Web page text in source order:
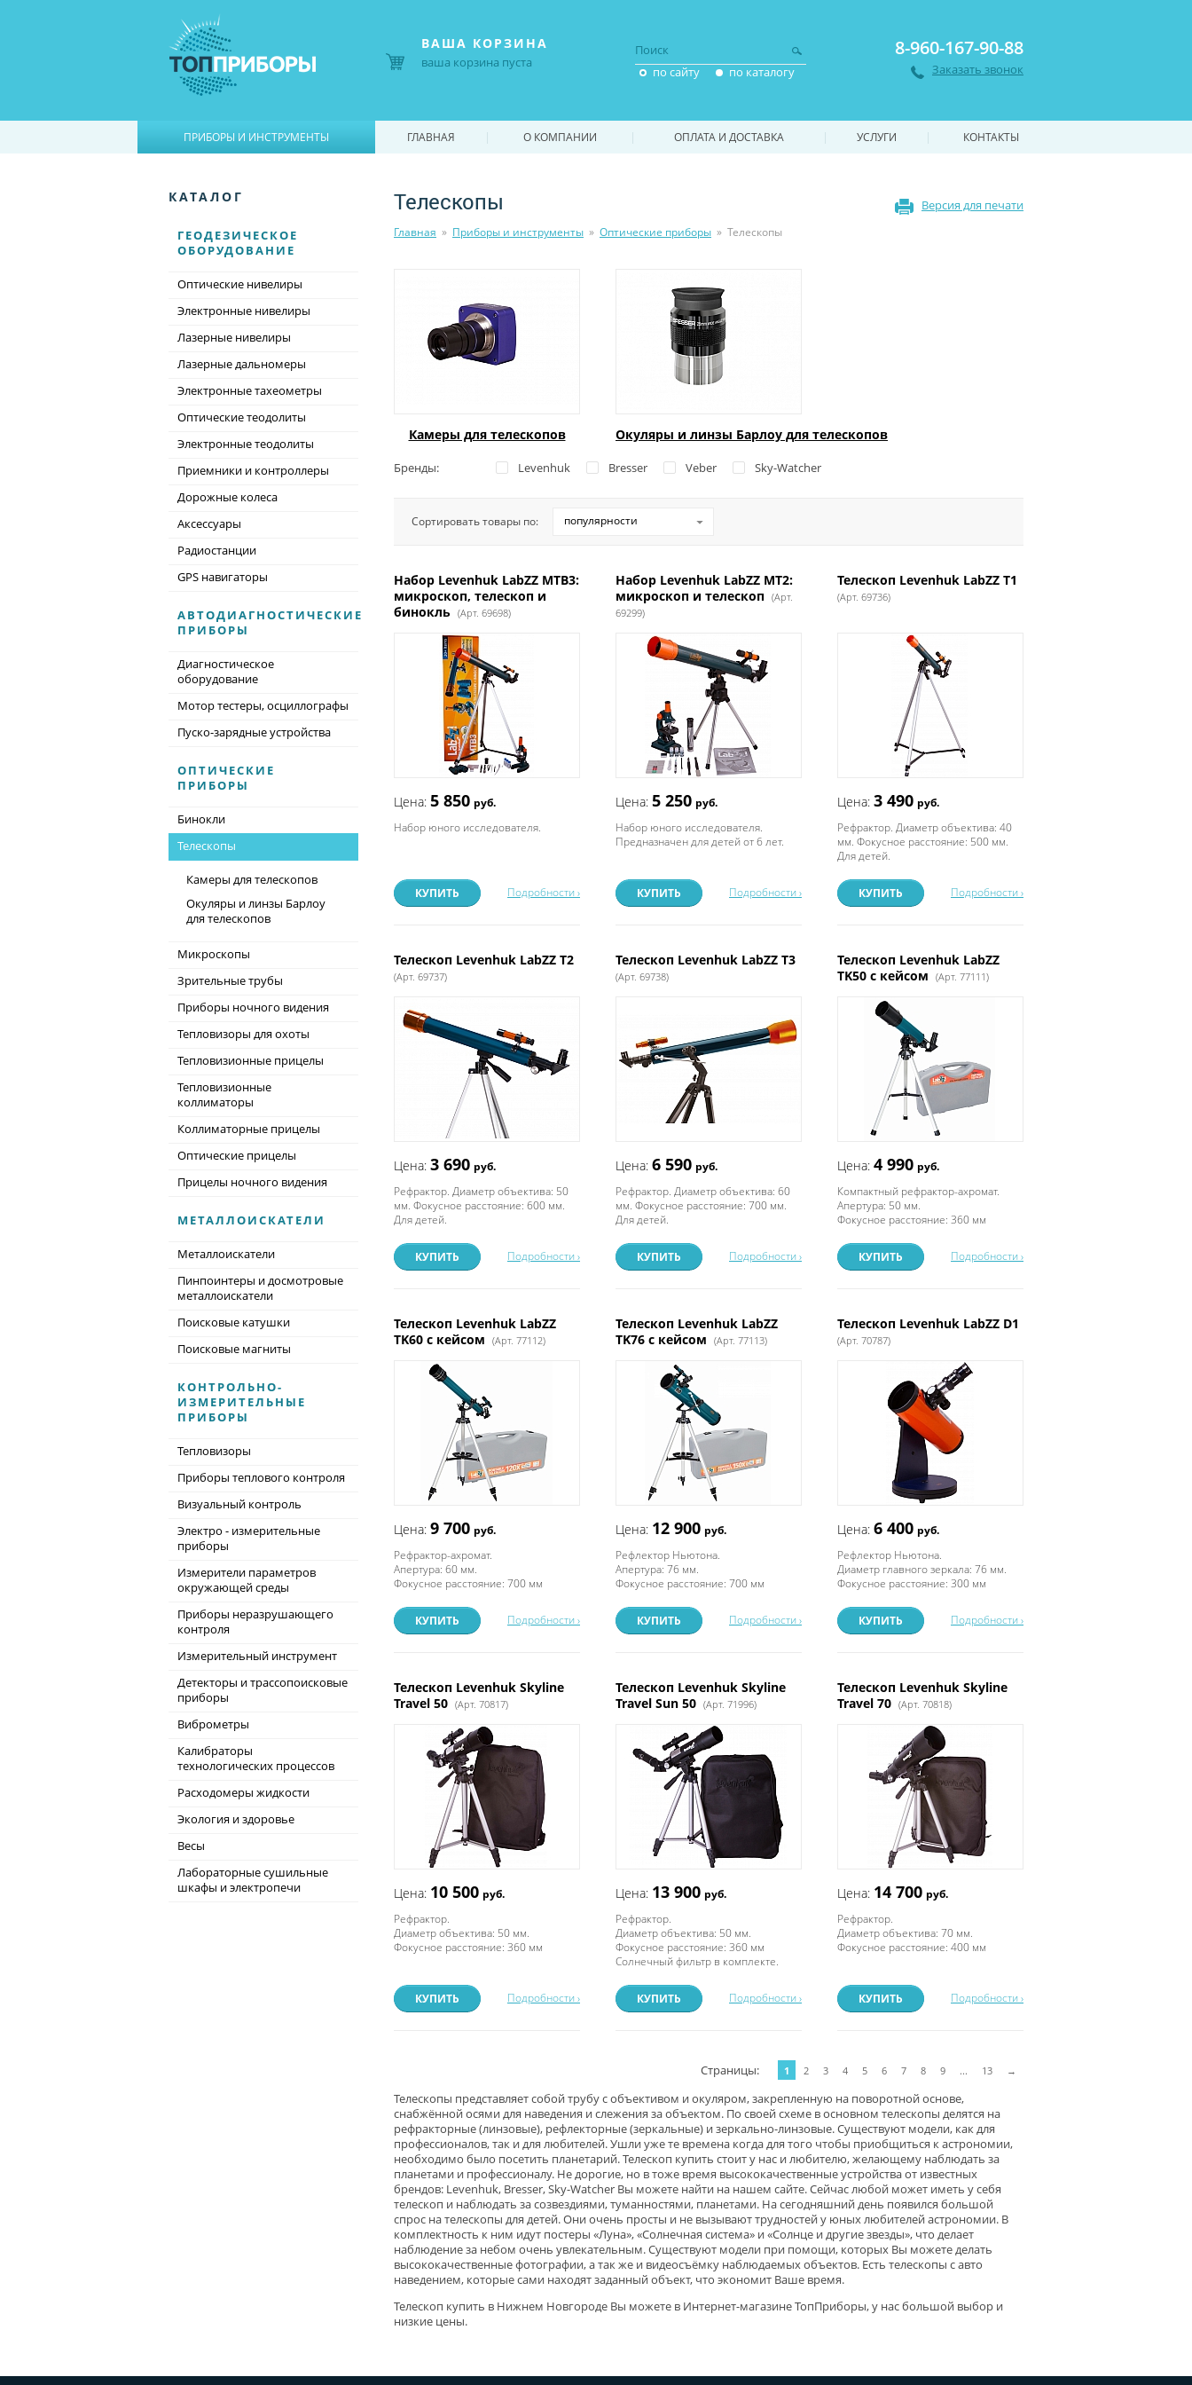
Телескопы Версия для печати
Главная » Приборы и инструменты » Оптические приборы » Телескопы
Камеры для телескопов Окуляры и линзы Барлоу для телескопов
Бренды: Levenhuk Bresser Veber Sky-Watcher
Сортировать товары по: популярности
Набор Levenhuk LabZZ MTВ3:
микроскоп, телескоп и
бинокль (Арт. 69698)
Цена: 5 850 руб.
Набор юного исследователя.
КУПИТЬ Подробности ›
Набор Levenhuk LabZZ MT2:
микроскоп и телескоп (Арт.
69299)
Цена: 5 250 руб.
Набор юного исследователя.
Предназначен для детей от 6 лет.
КУПИТЬ Подробности ›
Телескоп Levenhuk LabZZ T1
(Арт. 69736)
Цена: 3 490 руб.
Рефрактор. Диаметр объектива: 40
мм. Фокусное расстояние: 500 мм.
Для детей.
КУПИТЬ Подробности ›
Телескоп Levenhuk LabZZ T2
(Арт. 69737)
Цена: 3 690 руб.
Рефрактор. Диаметр объектива: 50
мм. Фокусное расстояние: 600 мм.
Для детей.
КУПИТЬ Подробности ›
Телескоп Levenhuk LabZZ T3
(Арт. 69738)
Цена: 6 590 руб.
Рефрактор. Диаметр объектива: 60
мм. Фокусное расстояние: 700 мм.
Для детей.
КУПИТЬ Подробности ›
Телескоп Levenhuk LabZZ
TK50 с кейсом (Арт. 77111)
Цена: 4 990 руб.
Компактный рефрактор-ахромат.
Апертура: 50 мм.
Фокусное расстояние: 360 мм
КУПИТЬ Подробности ›
Телескоп Levenhuk LabZZ
TK60 с кейсом (Арт. 77112)
Цена: 9 700 руб.
Рефрактор-ахромат.
Апертура: 60 мм.
Фокусное расстояние: 700 мм
КУПИТЬ Подробности ›
Телескоп Levenhuk LabZZ
TK76 с кейсом (Арт. 77113)
Цена: 12 900 руб.
Рефлектор Ньютона.
Апертура: 76 мм.
Фокусное расстояние: 700 мм
КУПИТЬ Подробности ›
Телескоп Levenhuk LabZZ D1
(Арт. 70787)
Цена: 6 400 руб.
Рефлектор Ньютона.
Диаметр главного зеркала: 76 мм.
Фокусное расстояние: 300 мм
КУПИТЬ Подробности ›
Телескоп Levenhuk Skyline
Travel 50 (Арт. 70817)
Цена: 10 500 руб.
Рефрактор.
Диаметр объектива: 50 мм.
Фокусное расстояние: 360 мм
КУПИТЬ Подробности ›
Телескоп Levenhuk Skyline
Travel Sun 50 (Арт. 71996)
Цена: 13 900 руб.
Рефрактор.
Диаметр объектива: 50 мм.
Фокусное расстояние: 360 мм
Солнечный фильтр в комплекте.
КУПИТЬ Подробности ›
Телескоп Levenhuk Skyline
Travel 70 (Арт. 70818)
Цена: 14 700 руб.
Рефрактор.
Диаметр объектива: 70 мм.
Фокусное расстояние: 400 мм
КУПИТЬ Подробности ›
Страницы: 1 2 3 4 5 6 7 8 9 ... 13 →
Телескопы представляет собой трубу с объективом и окуляром, закрепленную на поворотной основе,
снабжённой осями для наведения и слежения за объектом. По своей схеме в основном телескопы делятся на
рефракторные (линзовые), рефлекторные (зеркальные) и зеркально-линзовые. Существуют модели, как для
профессионалов, так и для любителей. Ушли уже те времена когда для того чтобы приобщиться к астрономии,
необходимо было посетить планетарий. Телескоп купить стоит у нас и любителю, желающему наблюдать за
планетами и профессионалу. Не дорогие, но в тоже время высококачественные устройства от известных
брендов: Levenhuk, Bresser, Sky-Watcher Вы можете найти на нашем сайте. Сейчас любой может иметь у себя
телескоп и наблюдать за созвездиями, туманностями, планетами. На сегодняшний день появился большой
спрос на телескопы для детей. Они очень просты и не вызывают трудностей у юных любителей астрономии. В
комплектность к ним идут постеры «Луна», «Солнечная система» и «Солнце и другие звезды», что делает
наблюдение за небом очень увлекательным. Существуют модели при помощи, которых Вы можете делать
высококачественные фотографии, а так же и видеосъёмку наблюдаемых объектов. Есть телескопы с авто
наведением, которые сами находят заданный объект, что экономит Ваше время.
Телескоп купить в Нижнем Новгороде Вы можете в Интернет-магазине ТопПриборы, у нас большой выбор и
низкие цены.
КАТАЛОГ
ГЕОДЕЗИЧЕСКОЕ
ОБОРУДОВАНИЕ
Оптические нивелиры
Электронные нивелиры
Лазерные нивелиры
Лазерные дальномеры
Электронные тахеометры
Оптические теодолиты
Электронные теодолиты
Приемники и контроллеры
Дорожные колеса
Аксессуары
Радиостанции
GPS навигаторы
АВТОДИАГНОСТИЧЕСКИЕ
ПРИБОРЫ
Диагностическое
оборудование
Мотор тестеры, осциллографы
Пуско-зарядные устройства
ОПТИЧЕСКИЕ
ПРИБОРЫ
Бинокли
Телескопы
Камеры для телескопов
Окуляры и линзы Барлоу
для телескопов
Микроскопы
Зрительные трубы
Приборы ночного видения
Тепловизоры для охоты
Тепловизионные прицелы
Тепловизионные
коллиматоры
Коллиматорные прицелы
Оптические прицелы
Прицелы ночного видения
МЕТАЛЛОИСКАТЕЛИ
Металлоискатели
Пинпоинтеры и досмотровые
металлоискатели
Поисковые катушки
Поисковые магниты
КОНТРОЛЬНО-
ИЗМЕРИТЕЛЬНЫЕ
ПРИБОРЫ
Тепловизоры
Приборы теплового контроля
Визуальный контроль
Электро - измерительные
приборы
Измерители параметров
окружающей среды
Приборы неразрушающего
контроля
Измерительный инструмент
Детекторы и трассопоисковые
приборы
Виброметры
Калибраторы
технологических процессов
Расходомеры жидкости
Экология и здоровье
Весы
Лабораторные сушильные
шкафы и электропечи
ВАША КОРЗИНА
ваша корзина пуста
по сайту по каталогу
8-960-167-90-88
Заказать звонок
ПРИБОРЫ И ИНСТРУМЕНТЫ ГЛАВНАЯ | О КОМПАНИИ | ОПЛАТА И ДОСТАВКА | УСЛУГИ | КОНТАКТЫ